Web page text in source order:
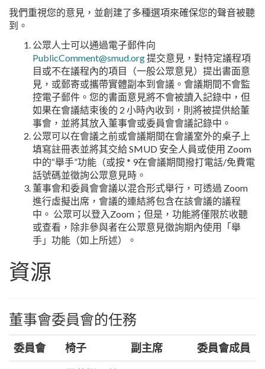
我們重視您的意見，並創建了多種選項來確保您的聲音被聽
到。
公眾人士可以通過電子郵件向
PublicComment@smud.org提交意見，對特定議程項
目或不在議程內的項目（一般公眾意見）提出書面意
見，或郵寄或攜帶實體副本到會議。會議期間不會監
控電子郵件。您的書面意見將不會被讀入記錄中，但
如果在會議結束後的 2 小時內收到，則將被提供給董
事會，並將其放入董事會或委員會會議記錄中。
公眾可以在會議之前或會議期間在會議室外的桌子上
填寫註冊表並將其交給 SMUD 安全人員或使用 Zoom
中的“舉手”功能（或按 * 9在會議期間撥打電話/免費電
話號碼並徵詢公眾意見時。
董事會和委員會會議以混合形式舉行，可透過 Zoom
進行虛擬出席，會議的連結將包含在該會議的議程
中。 公眾可以登入Zoom；但是，功能將僅限於收聽
或查看，除非參與者在公眾意見徵詢期內使用「舉
手」功能（如上所述）。
資源
董事會委員會的任務
委員會 椅子 副主席 委員會成員